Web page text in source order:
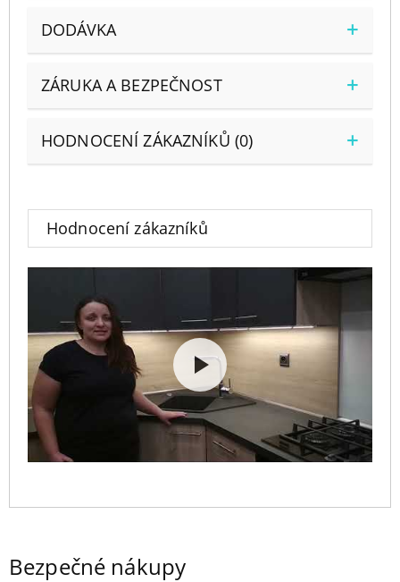
Hodnocení zákazníků
DODÁVKA
ZÁRUKA A BEZPEČNOST
HODNOCENÍ ZÁKAZNÍKŮ (0)
Bezpečné nákupy